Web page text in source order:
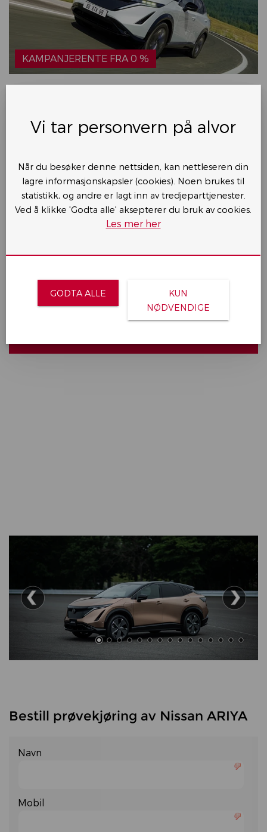
BE OM TILBUD
LES MER
KAMPANJERENTE FRA 0 %
Vis kampanjedetaljer
Bestill prøvekjøring av Nissan ARIYA
Navn
Mobil
Vi tar personvern på alvor
Når du besøker denne nettsiden, kan nettleseren din
lagre informasjonskapsler (cookies). Noen brukes til
statistikk, og andre er lagt inn av tredjeparttjenester.
Ved å klikke 'Godta alle' aksepterer du bruk av cookies.
Les mer her
GODTA ALLE
KUN
NØDVENDIGE